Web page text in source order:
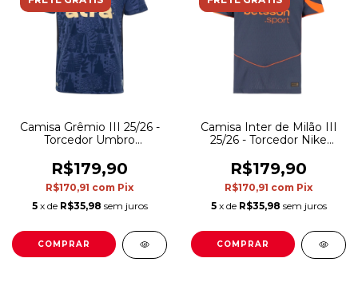
Camisa Grêmio III 25/26 -
Torcedor Umbro
R$179,90
R$170,91 com Pix
5 x de R$35,98 sem juros
COMPRAR
Camisa Inter de Milão III
25/26 - Torcedor Nike
R$179,90
R$170,91 com Pix
5 x de R$35,98 sem juros
COMPRAR